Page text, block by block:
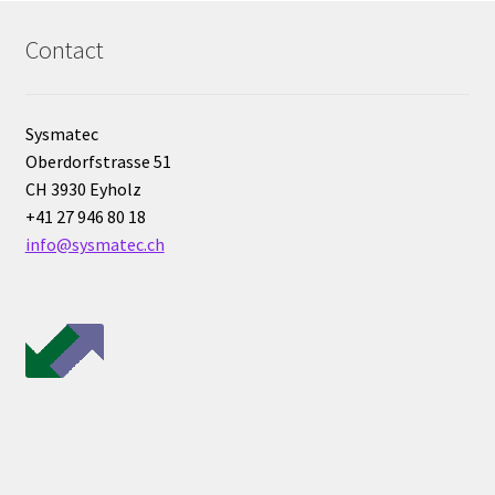
Analyse des toxines
Analyse du lait
Analyse microbiologique
Appareils de laboratoire
Contact
Sysmatec
Oberdorfstrasse 51
CH 3930 Eyholz
+41 27 946 80 18
info@sysmatec.ch